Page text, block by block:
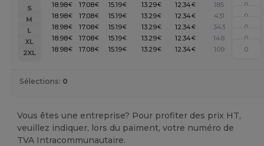
S 18.98€ 17.08€ 15.19€ 13.29€ 12.34€
185
M
18.98€ 17.08€ 15.19€ 13.29€ 12.34€
431
L
18.98€ 17.08€ 15.19€ 13.29€ 12.34€
343
XL
18.98€ 17.08€ 15.19€ 13.29€ 12.34€
148
2XL
18.98€ 17.08€ 15.19€ 13.29€ 12.34€ 109
Sélections: 0
Vous êtes une entreprise? Pour profiter des prix HT,
veuillez indiquer, lors du paiment, votre numéro de
TVA Intracommunautaire.